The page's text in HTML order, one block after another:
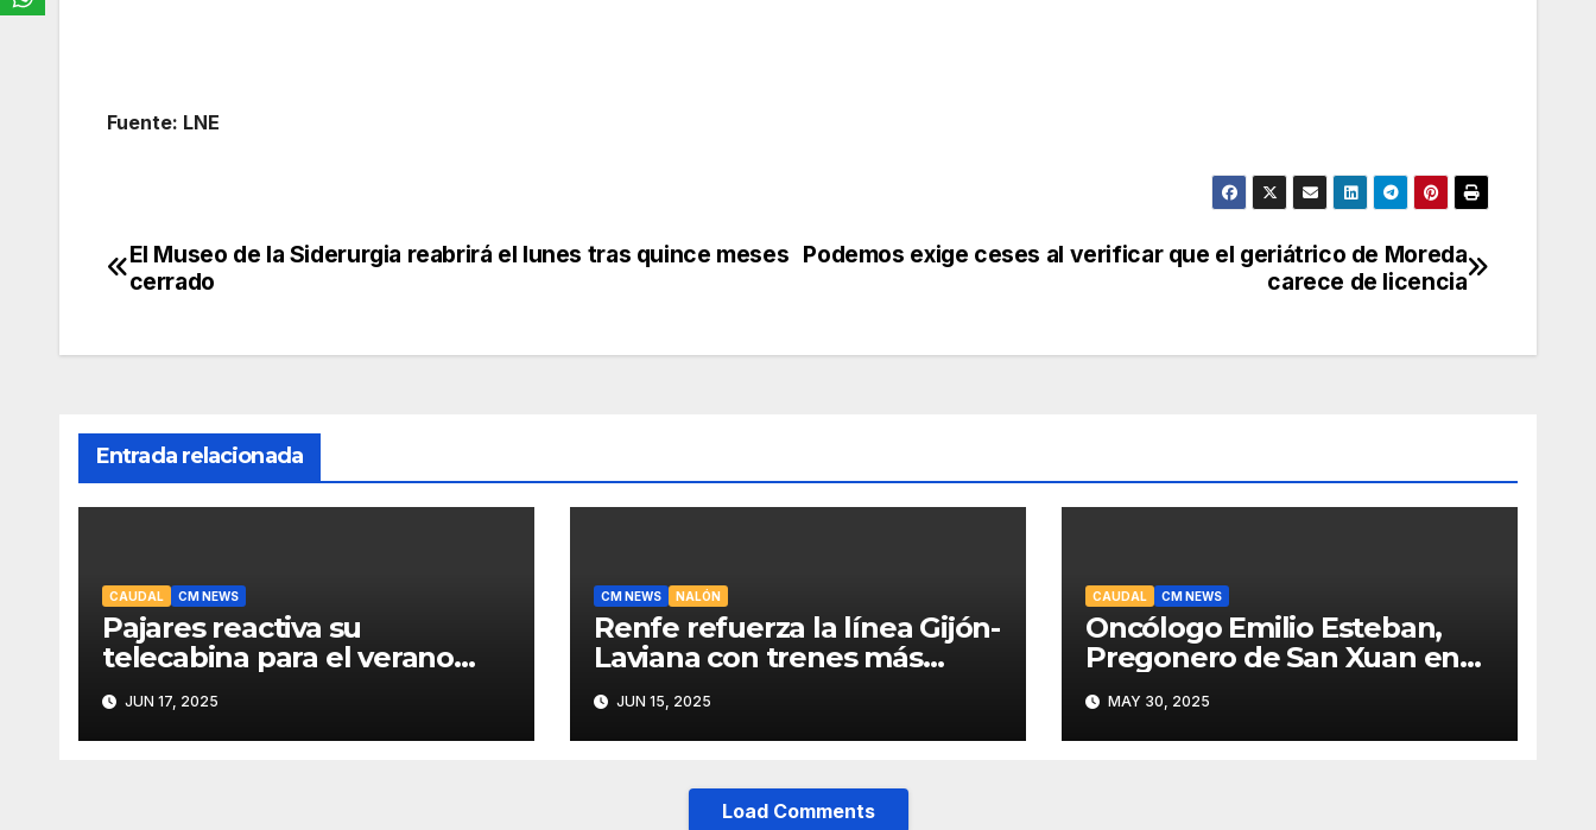
Fuente: LNE
Navegación
entradas
Podemos exige ceses al verificar que el geriátrico de Moreda
carece de licencia
El Museo de la Siderurgia reabrirá el lunes tras quince meses
cerrado
Entrada relacionada
CAUDAL CM NEWS
Pajares reactiva su
telecabina para el verano
con un amplio programa de
actividades
JUN 17, 2025
CM NEWS NALÓN
Renfe refuerza la línea Gijón-
Laviana con trenes más
fiables y mejor servicio para
recuperar viajeros
JUN 15, 2025
CAUDAL CM NEWS
Oncólogo Emilio Esteban,
Pregonero de San Xuan en
Mieres: Un Honor para Turón
y el HUCA
MAY 30, 2025
Load Comments